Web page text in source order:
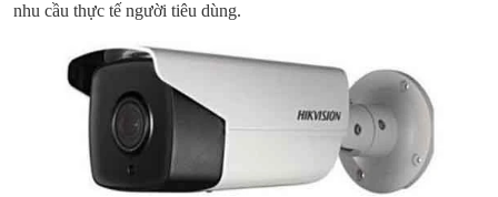
nhu cầu thực tế người tiêu dùng.